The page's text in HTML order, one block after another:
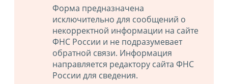
Форма предназначена
исключительно для сообщений о
некорректной информации на сайте
ФНС России и не подразумевает
обратной связи. Информация
направляется редактору сайта ФНС
России для сведения.